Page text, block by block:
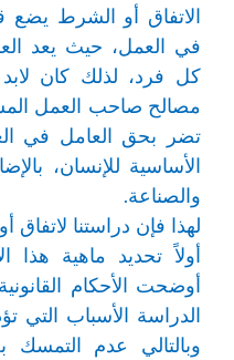
الاتفاق أو الشرط
في العمل، حيث يعد
كل فرد، لذلك كان
مصالح صاحب العمل
تضر بحق العامل في
الأساسية للإنسان،
والصناعة.
لهذا فإن دراستنا
أولاً تحديد ماهية
أوضحت الأحكام
الدراسة الأسباب التي
وبالتالي عدم